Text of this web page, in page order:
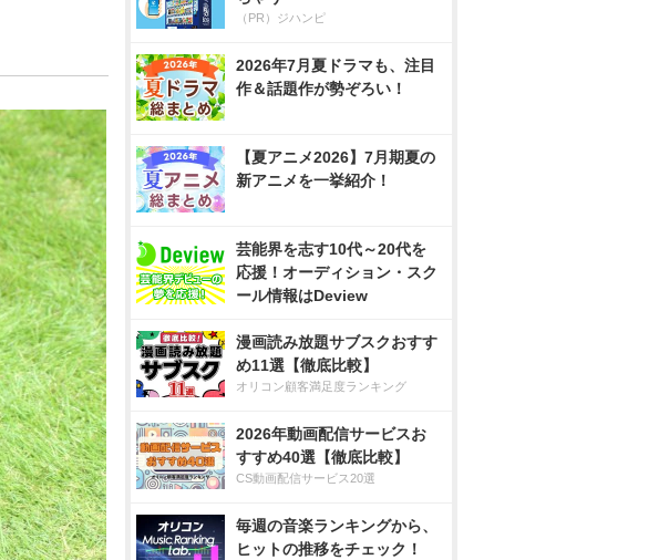
（PR）ジハンピ
2026年7月夏ドラマも、注目
作＆話題作が勢ぞろい！
【夏アニメ2026】7月期夏の
新アニメを一挙紹介！
芸能界を志す10代～20代を
応援！オーディション・スク
ール情報はDeview
漫画読み放題サブスクおすす
め11選【徹底比較】
オリコン顧客満足度ランキング
2026年動画配信サービスお
すすめ40選【徹底比較】
CS動画配信サービス20選
毎週の音楽ランキングから、
ヒットの推移をチェック！